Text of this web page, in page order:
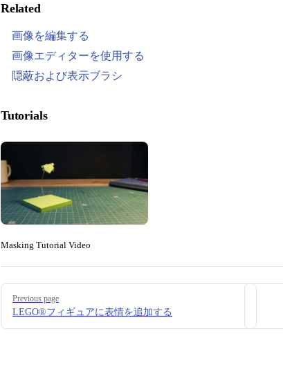
Related
画像を編集する
画像エディターを使用する
隠蔽および表示ブラシ
Tutorials
Masking Tutorial Video
Pager
Previous page
LEGO®フィギュアに表情を追加する